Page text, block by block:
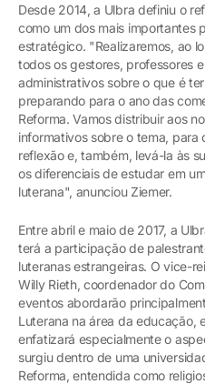
Desde 2014, a Ulbra definiu o
como um dos mais importantes
estratégico. "Realizaremos, ao
todos os gestores, professores
administrativos sobre o que é
preparando para o ano das
Reforma. Vamos distribuir aos
informativos sobre o tema,
reflexão e, também, levá-la às
os diferenciais de estudar em
luterana", anunciou Ziemer.
Entre abril e maio de 2017, a
terá a participação de
luteranas estrangeiras. O vice-
Willy Rieth, coordenador do
eventos abordarão
Luterana na área da educação,
enfatizará especialmente o
surgiu dentro de uma
Reforma, entendida como